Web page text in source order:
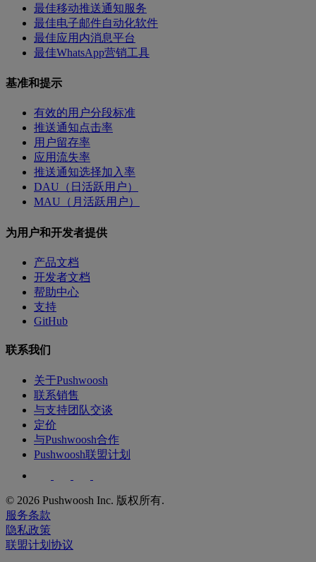
最佳移动推送通知服务
最佳电子邮件自动化软件
最佳应用内消息平台
最佳WhatsApp营销工具
基准和提示
有效的用户分段标准
推送通知点击率
用户留存率
应用流失率
推送通知选择加入率
DAU（日活跃用户）
MAU（月活跃用户）
为用户和开发者提供
产品文档
开发者文档
帮助中心
支持
GitHub
联系我们
关于Pushwoosh
联系销售
与支持团队交谈
定价
与Pushwoosh合作
Pushwoosh联盟计划
© 2026 Pushwoosh Inc. 版权所有.
服务条款
隐私政策
联盟计划协议